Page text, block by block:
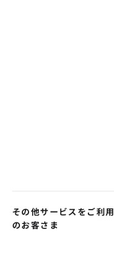
その他サービスをご利用
のお客さま